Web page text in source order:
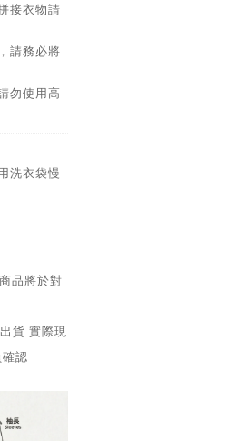
接衣物請
請務必將
勿使用高
洗衣袋慢
品將於對
貨 實際現
認